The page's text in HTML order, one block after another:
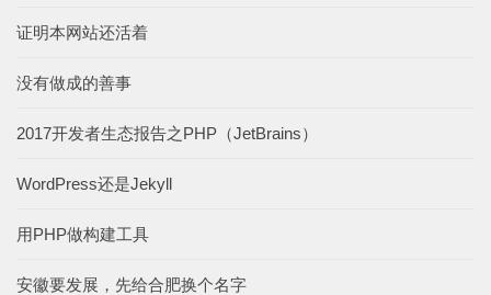
证明本网站还活着
没有做成的善事
2017开发者生态报告之PHP（JetBrains）
WordPress还是Jekyll
用PHP做构建工具
安徽要发展，先给合肥换个名字